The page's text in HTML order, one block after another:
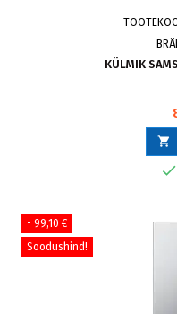
KÜLMIK


- 99,10 €
Soodushind!